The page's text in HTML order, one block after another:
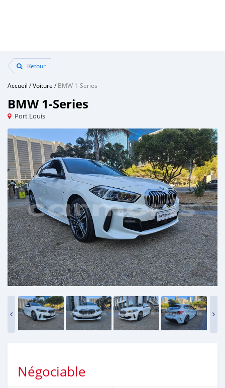
Retour
Accueil /Voiture /BMW 1-Series
BMW 1-Series
Port Louis
Négociable